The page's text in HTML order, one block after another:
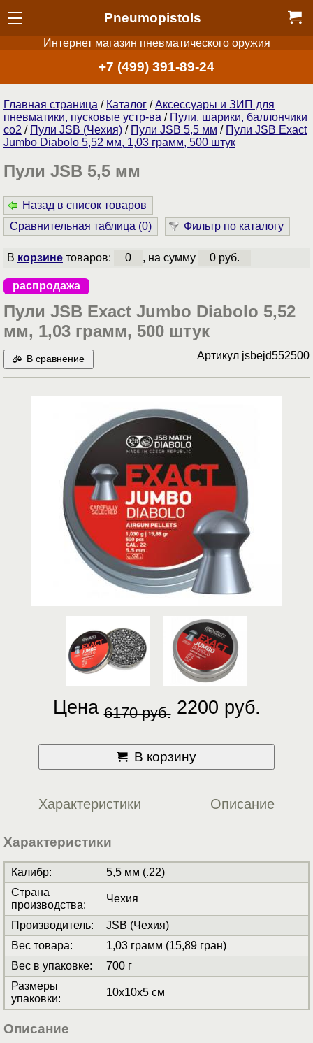
Pneumopistols
Интернет магазин пневматического оружия
+7 (499) 391-89-24
Главная страница / Каталог /Аксессуары и ЗИП для
пневматики, пусковые устр-ва / Пули, шарики, баллончики
со2 / Пули JSB (Чехия) / Пули JSB 5,5 мм / Пули JSB Exact
Jumbo Diabolo 5,52 мм, 1,03 грамм, 500 штук
Пули JSB 5,5 мм
Назад в список товаров
Сравнительная таблица (0) Фильтр по каталогу
В корзинетоваров: 0 , на сумму 0 руб.
распродажа
Пули JSB Exact Jumbo Diabolo 5,52
мм, 1,03 грамм, 500 штук
В сравнение Артикул jsbejd552500
Цена 6170 руб. 2200 руб.
В корзину
Характеристики Описание
Характеристики
Калибр:
5,5 мм (.22)
Страна
производства:
Чехия
Производитель:
JSB (Чехия)
Вес товара:
1,03 грамм (15,89 гран)
Вес в упаковке:
700 г
Размеры
упаковки:
10x10x5 см
Описание